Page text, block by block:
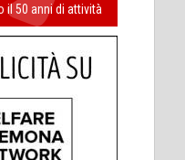
il 50 anni di attività